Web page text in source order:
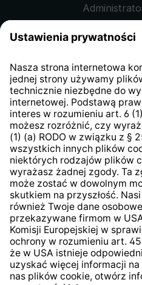
Klauzula
Strategia
System zgłaszania